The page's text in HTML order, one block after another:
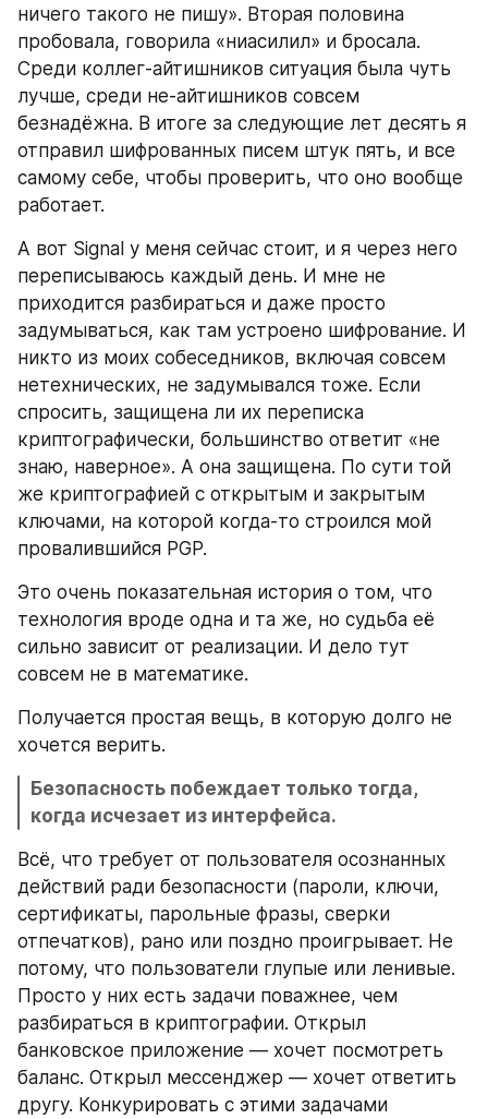
ничего такого не пишу». Вторая половина
пробовала, говорила «ниасилил» и бросала.
Среди коллег-айтишников ситуация была чуть
лучше, среди не-айтишников совсем
безнадёжна. В итоге за следующие лет десять я
отправил шифрованных писем штук пять, и все
самому себе, чтобы проверить, что оно вообще
работает.
А вот Signal у меня сейчас стоит, и я через него
переписываюсь каждый день. И мне не
приходится разбираться и даже просто
задумываться, как там устроено шифрование. И
никто из моих собеседников, включая совсем
нетехнических, не задумывался тоже. Если
спросить, защищена ли их переписка
криптографически, большинство ответит «не
знаю, наверное». А она защищена. По сути той
же криптографией с открытым и закрытым
ключами, на которой когда-то строился мой
провалившийся PGP.
Это очень показательная история о том, что
технология вроде одна и та же, но судьба её
сильно зависит от реализации. И дело тут
совсем не в математике.
Получается простая вещь, в которую долго не
хочется верить.
Безопасность побеждает только тогда,
когда исчезает из интерфейса.
Всё, что требует от пользователя осознанных
действий ради безопасности (пароли, ключи,
сертификаты, парольные фразы, сверки
отпечатков), рано или поздно проигрывает. Не
потому, что пользователи глупые или ленивые.
Просто у них есть задачи поважнее, чем
разбираться в криптографии. Открыл
банковское приложение — хочет посмотреть
баланс. Открыл мессенджер — хочет ответить
другу. Конкурировать с этими задачами